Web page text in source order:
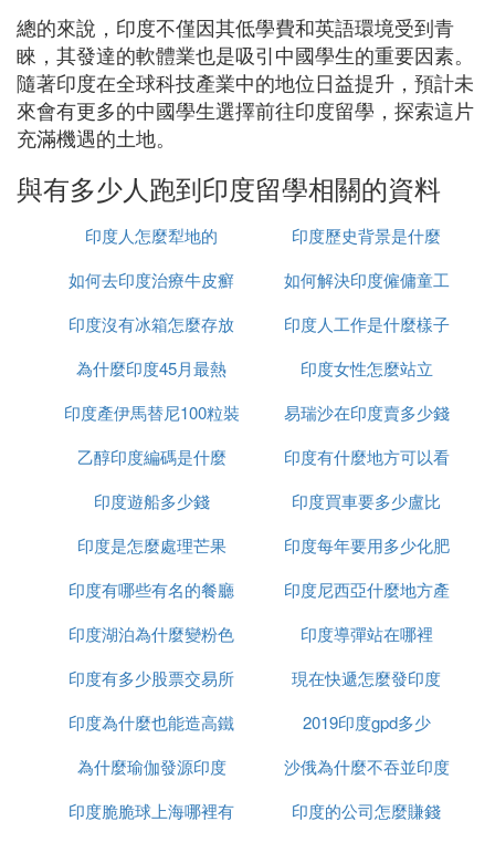
總的來說，印度不僅因其低學費和英語環境受到青
睞，其發達的軟體業也是吸引中國學生的重要因素。
隨著印度在全球科技產業中的地位日益提升，預計未
來會有更多的中國學生選擇前往印度留學，探索這片
充滿機遇的土地。
與有多少人跑到印度留學相關的資料
印度人怎麼犁地的
印度歷史背景是什麼
如何去印度治療牛皮癬
如何解決印度僱傭童工
的問題
印度沒有冰箱怎麼存放
食物
印度人工作是什麼樣子
為什麼印度45月最熱
印度女性怎麼站立
印度產伊馬替尼100粒裝
多少錢
易瑞沙在印度賣多少錢
一粒
乙醇印度編碼是什麼
印度有什麼地方可以看
到太陽
印度遊船多少錢
印度買車要多少盧比
印度是怎麼處理芒果
印度每年要用多少化肥
印度有哪些有名的餐廳
印度尼西亞什麼地方產
榴槤
印度湖泊為什麼變粉色
印度導彈站在哪裡
印度有多少股票交易所
現在快遞怎麼發印度
印度為什麼也能造高鐵
2019印度gpd多少
為什麼瑜伽發源印度
沙俄為什麼不吞並印度
印度脆脆球上海哪裡有
印度的公司怎麼賺錢